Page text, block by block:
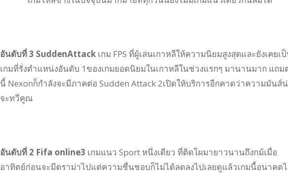
อันดับที่ 3 SuddenAttackเกม FPS ที่ผู้เล่นเกาหลีให้ความนิยมสูงสุดและยังเคยเ
เกมที่รั่งตำแหน่งอันดับ 1ของเกมยอดนิยมในเกาหลีในช่วงแรกๆ มานานมาก แถม
นี้ Nexonก็กำลังจะมีภาคต่อ Sudden Attack 2เปิดให้บริการอีกคาดว่าความมันส์
จะทวีคูณ
อันดับที่ 2 Fifa online3 เกมแนว Sport หนึ่งเดียว ที่ติดโผมายาวนานถึงกม้เมื่อ
อาทิตย์ก่อนจะมีดราม่าไปแต่ความชื่นชอบก็ไม่ได้ลดลงไปเลยดูแล้วเกมนี้อนาคต